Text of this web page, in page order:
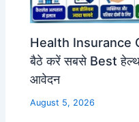
Health Insurance
बैठे करें सबसे Best हेल्थ
आवेदन
August 5, 2026